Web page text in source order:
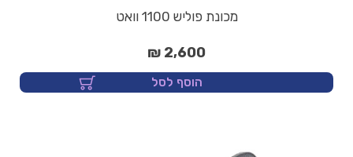
מכונת פוליש 1100 וואט
2,600 ₪
הוסף לסל